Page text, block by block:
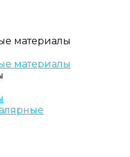
материалы
материалы